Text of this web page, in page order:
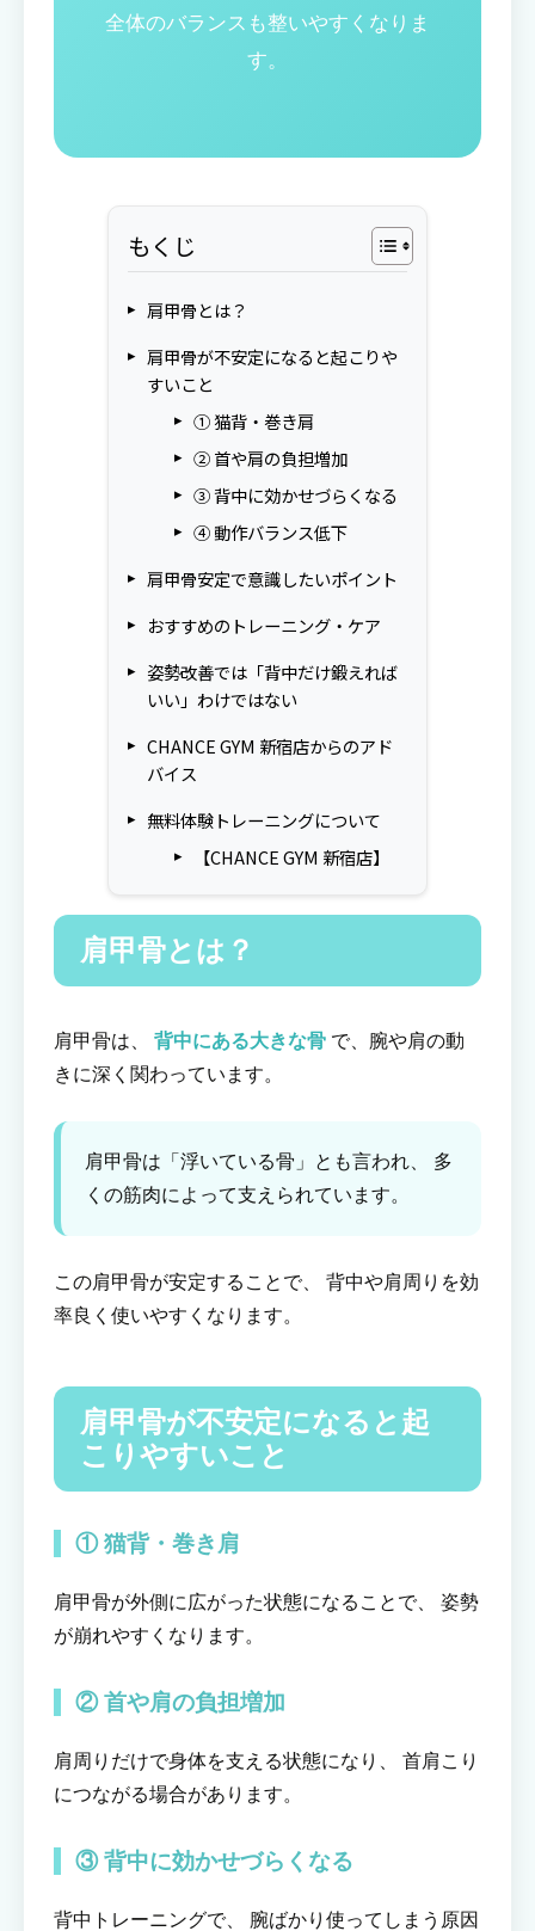
全体のバランスも整いやすくなりま
す。
もくじ
肩甲骨とは？
肩甲骨が不安定になると起こりや
すいこと
① 猫背・巻き肩
② 首や肩の負担増加
③ 背中に効かせづらくなる
④ 動作バランス低下
肩甲骨安定で意識したいポイント
おすすめのトレーニング・ケア
姿勢改善では「背中だけ鍛えれば
いい」わけではない
CHANCE GYM 新宿店からのアド
バイス
無料体験トレーニングについて
【CHANCE GYM 新宿店】
肩甲骨とは？
肩甲骨は、 背中にある大きな骨 で、腕や肩の動
きに深く関わっています。
肩甲骨は「浮いている骨」とも言われ、 多
くの筋肉によって支えられています。
この肩甲骨が安定することで、 背中や肩周りを効
率良く使いやすくなります。
肩甲骨が不安定になると起
こりやすいこと
① 猫背・巻き肩
肩甲骨が外側に広がった状態になることで、 姿勢
が崩れやすくなります。
② 首や肩の負担増加
肩周りだけで身体を支える状態になり、 首肩こり
につながる場合があります。
③ 背中に効かせづらくなる
背中トレーニングで、 腕ばかり使ってしまう原因